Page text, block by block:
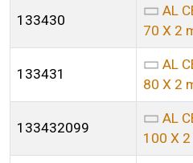
133430
AL
70 X 2
133431
AL
80 X 2
133432099
AL
100 X 2